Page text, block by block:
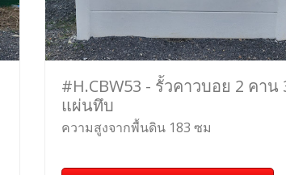
#H.CBW53 - รั้วคาวบอย 2 คาน
แผ่นทึบ
ความสูงจากพื้นดิน 183 ซม